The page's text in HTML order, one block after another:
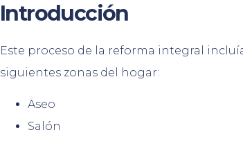
Introducción
Este proceso de la reforma integral
siguientes zonas del hogar:
Aseo
Salón